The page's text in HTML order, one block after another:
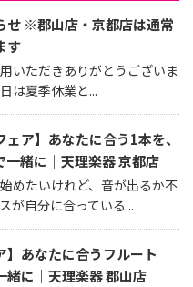
せ ※郡山店・京都店は通常
す
いただきありがとうございま
は夏季休業と...
ェア】あなたに合う1本を、
一緒に｜天理楽器 京都店
めたいけれど、音が出るか不
が自分に合っている...
】あなたに合うフルート
緒に｜天理楽器 郡山店